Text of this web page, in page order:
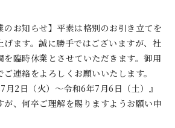
のお知らせ】平素は格別のお引き立てを
げます。誠に勝手ではございますが、社
臨時休業とさせていただきます。御用
連絡をよろしくお願いいたします。
月2日（火）～令和6年7月6日（土）』
が、何卒ご理解を賜りますようお願い申